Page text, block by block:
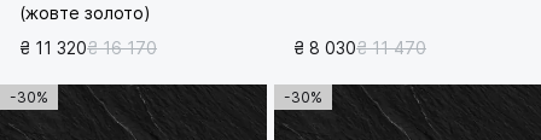
(жовте золото)
₴ 11 320₴ 16 170 ₴ 8 030₴ 11 470
-30% -30%